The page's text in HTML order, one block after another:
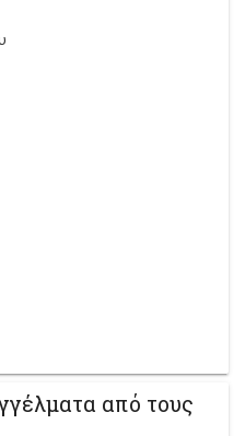
από τους